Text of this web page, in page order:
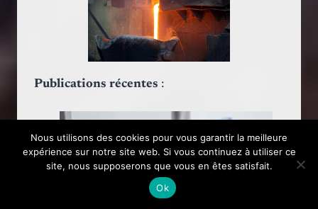
Publications récentes :
Nous utilisons des cookies pour vous garantir la meilleure
expérience sur notre site web. Si vous continuez à utiliser ce
site, nous supposerons que vous en êtes satisfait.
Ok